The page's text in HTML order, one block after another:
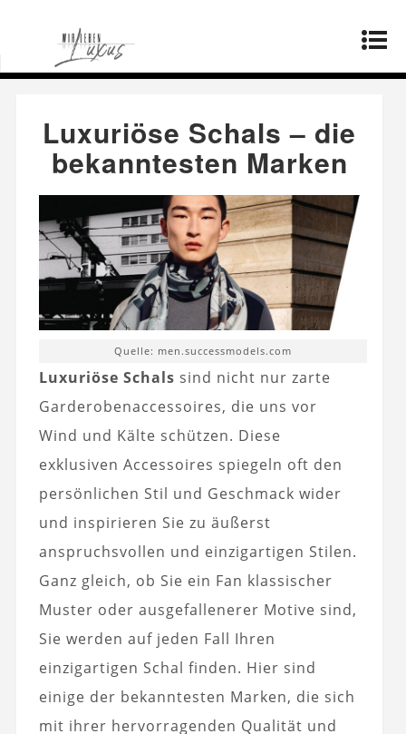
Startseite»
bekanntesten Marken
Luxuriöse Schals – die
bekanntesten Marken
Quelle: men.successmodels.com
Luxuriöse Schals sind nicht nur zarte
Garderobenaccessoires, die uns vor
Wind und Kälte schützen. Diese
exklusiven Accessoires spiegeln oft den
persönlichen Stil und Geschmack wider
und inspirieren Sie zu äußerst
anspruchsvollen und einzigartigen Stilen.
Ganz gleich, ob Sie ein Fan klassischer
Muster oder ausgefallenerer Motive sind,
Sie werden auf jeden Fall Ihren
einzigartigen Schal finden. Hier sind
einige der bekanntesten Marken, die sich
mit ihrer hervorragenden Qualität und